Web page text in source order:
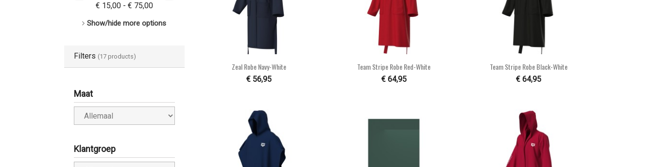
€ 15,00 - € 75,00
Show/hide more options
Filters (17 products)
Maat
Klantgroep
Snel bekijken
Zeal Robe Navy-White
€ 56,95
Snel bekijken
Team Stripe Robe Red-White
€ 64,95
Snel bekijken
Team Stripe Robe Black-White
€ 64,95